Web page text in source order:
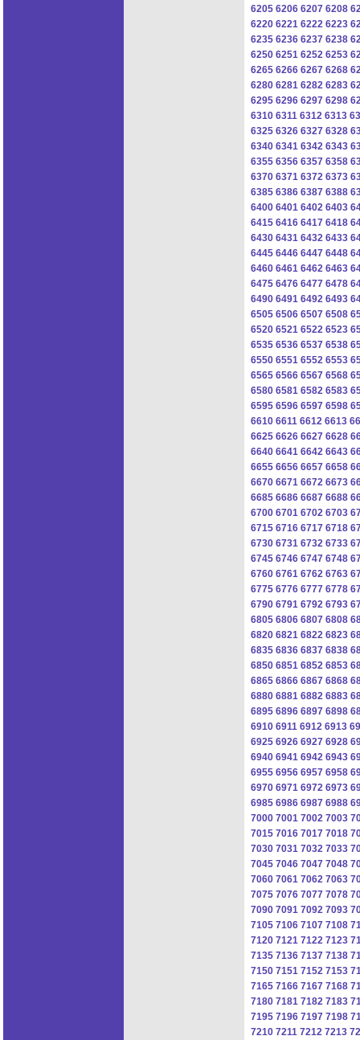
6205 6206 6207 6208
6220 6221 6222 6223
6235 6236 6237 6238
6250 6251 6252 6253
6265 6266 6267 6268
6280 6281 6282 6283
6295 6296 6297 6298
6310 6311 6312 6313
6325 6326 6327 6328
6340 6341 6342 6343
6355 6356 6357 6358
6370 6371 6372 6373
6385 6386 6387 6388
6400 6401 6402 6403
6415 6416 6417 6418
6430 6431 6432 6433
6445 6446 6447 6448
6460 6461 6462 6463
6475 6476 6477 6478
6490 6491 6492 6493
6505 6506 6507 6508
6520 6521 6522 6523
6535 6536 6537 6538
6550 6551 6552 6553
6565 6566 6567 6568
6580 6581 6582 6583
6595 6596 6597 6598
6610 6611 6612 6613
6625 6626 6627 6628
6640 6641 6642 6643
6655 6656 6657 6658
6670 6671 6672 6673
6685 6686 6687 6688
6700 6701 6702 6703
6715 6716 6717 6718
6730 6731 6732 6733
6745 6746 6747 6748
6760 6761 6762 6763
6775 6776 6777 6778
6790 6791 6792 6793
6805 6806 6807 6808
6820 6821 6822 6823
6835 6836 6837 6838
6850 6851 6852 6853
6865 6866 6867 6868
6880 6881 6882 6883
6895 6896 6897 6898
6910 6911 6912 6913
6925 6926 6927 6928
6940 6941 6942 6943
6955 6956 6957 6958
6970 6971 6972 6973
6985 6986 6987 6988
7000 7001 7002 7003
7015 7016 7017 7018
7030 7031 7032 7033
7045 7046 7047 7048
7060 7061 7062 7063
7075 7076 7077 7078
7090 7091 7092 7093
7105 7106 7107 7108
7120 7121 7122 7123
7135 7136 7137 7138
7150 7151 7152 7153
7165 7166 7167 7168
7180 7181 7182 7183
7195 7196 7197 7198
7210 7211 7212 7213